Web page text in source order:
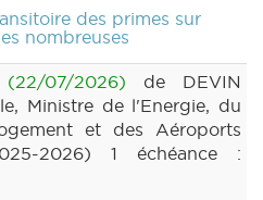
des primes sur
nombreuses
(22/07/2026) de DEVIN
Ministre de l'Energie, du
et des Aéroports
2026) 1 échéance :